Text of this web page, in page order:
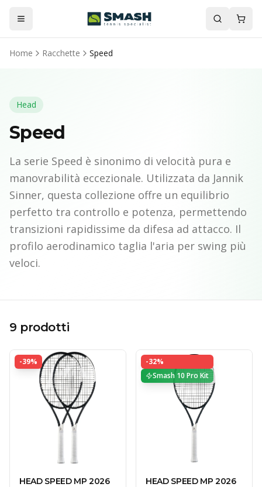
Home Racchette Speed
Head
Speed
La serie Speed è sinonimo di velocità pura e
manovrabilità eccezionale. Utilizzata da Jannik
Sinner, questa collezione offre un equilibrio
perfetto tra controllo e potenza, permettendo
transizioni rapidissime da difesa ad attacco. Il
profilo aerodinamico taglia l'aria per swing più
veloci.
9 prodotti
-39%
HEAD SPEED MP 2026
-32%
Smash 10 Pro Kit
HEAD SPEED MP 2026